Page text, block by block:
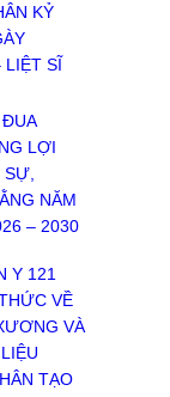
KỶ
LIỆT SĨ
LỢI
NĂM
– 2030
Y 121
VỀ
VÀ
TẠO